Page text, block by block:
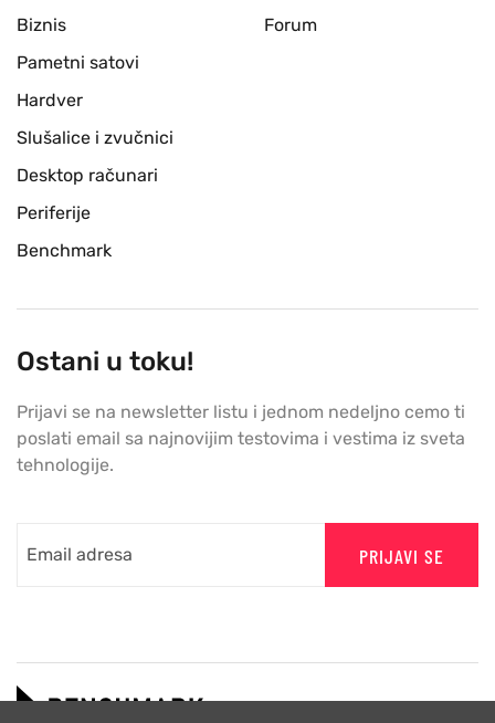
Biznis
Pametni satovi
Hardver
Slušalice i zvučnici
Desktop računari
Periferije
Benchmark
Forum
Ostani u toku!
Prijavi se na newsletter listu i jednom nedeljno cemo ti
poslati email sa najnovijim testovima i vestima iz sveta
tehnologije.
PRIJAVI SE